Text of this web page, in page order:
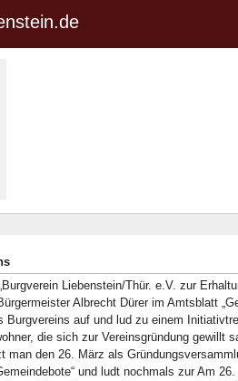
Liebenstein/Thür. e.V. zur
Albrecht Dürer im Amtsblatt
Burgvereins auf und lud zu einem
die sich zur Vereinsgründung gewillt
man den 26. März als
und ludt nochmals zur Am